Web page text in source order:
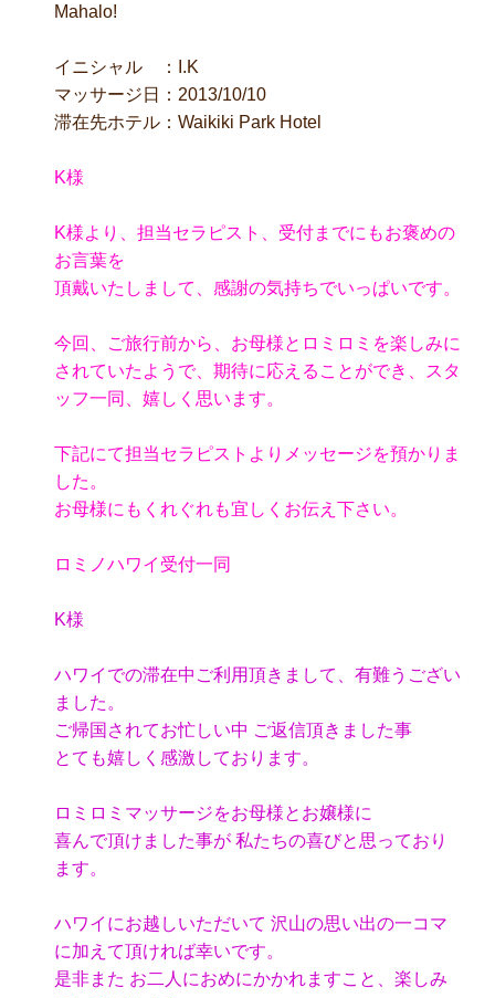
Mahalo!
イニシャル ：I.K
マッサージ日：2013/10/10
滞在先ホテル：Waikiki Park Hotel
K様
K様より、担当セラピスト、受付までにもお褒めの
お言葉を
頂戴いたしまして、感謝の気持ちでいっぱいです。
今回、ご旅行前から、お母様とロミロミを楽しみに
されていたようで、期待に応えることができ、スタ
ッフ一同、嬉しく思います。
下記にて担当セラピストよりメッセージを預かりま
した。
お母様にもくれぐれも宜しくお伝え下さい。
ロミノハワイ受付一同
K様
ハワイでの滞在中ご利用頂きまして、有難うござい
ました。
ご帰国されてお忙しい中 ご返信頂きました事
とても嬉しく感激しております。
ロミロミマッサージをお母様とお嬢様に
喜んで頂けました事が 私たちの喜びと思っており
ます。
ハワイにお越しいただいて 沢山の思い出の一コマ
に加えて頂ければ幸いです。
是非また お二人におめにかかれますこと、楽しみ